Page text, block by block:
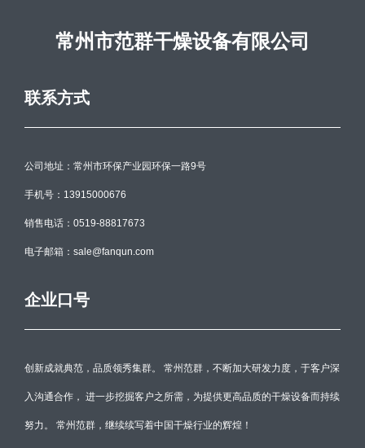
常州市范群干燥设备有限公司
联系方式
公司地址：常州市环保产业园环保一路9号
手机号：13915000676
销售电话：0519-88817673
电子邮箱：sale@fanqun.com
企业口号
创新成就典范，品质领秀集群。 常州范群，不断加大研发力度，于客户深
入沟通合作， 进一步挖掘客户之所需，为提供更高品质的干燥设备而持续
努力。 常州范群，继续续写着中国干燥行业的辉煌！